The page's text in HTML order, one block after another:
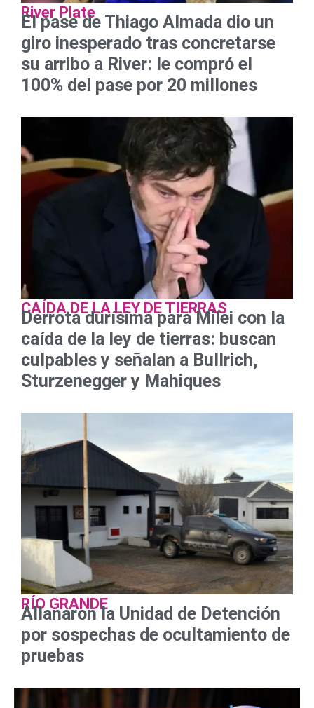
River Plate
El pase de Thiago Almada dio un
giro inesperado tras concretarse
su arribo a River: le compró el
100% del pase por 20 millones
CAÍDA DE LA LEY DE TIERRAS
Derrota durísima para Milei con la
caída de la ley de tierras: buscan
culpables y señalan a Bullrich,
Sturzenegger y Mahiques
RÍO GRANDE
Allanaron la Unidad de Detención
por sospechas de ocultamiento de
pruebas